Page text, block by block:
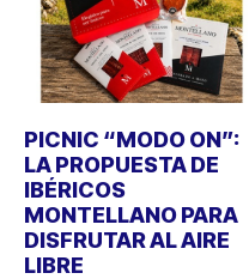
PICNIC “MODO ON”:
LA PROPUESTA DE
IBÉRICOS
MONTELLANO PARA
DISFRUTAR AL AIRE
LIBRE